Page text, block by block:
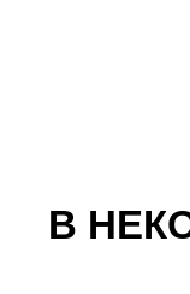
В